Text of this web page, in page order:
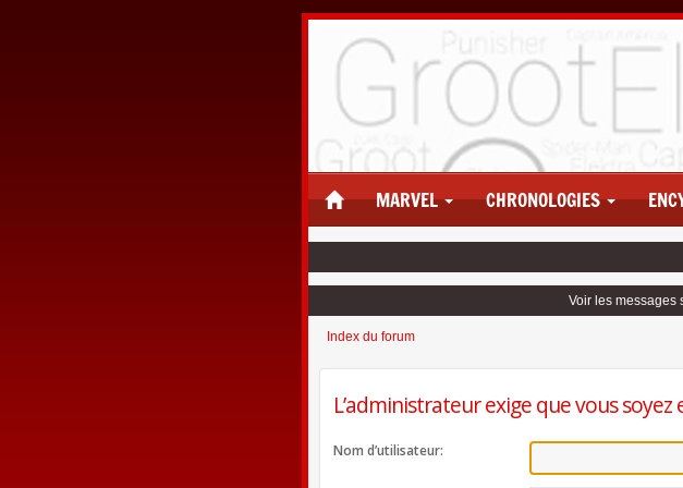
MARVEL CHRONOLOGIES
Voir les messages
Index du forum
L’administrateur exige que vous
Nom d’utilisateur: